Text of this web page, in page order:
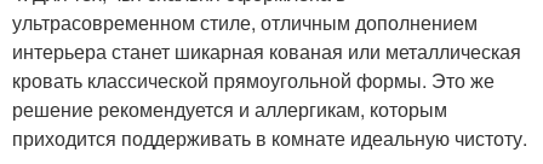
ультрасовременном стиле, отличным дополнением
интерьера станет шикарная кованая или металлическая
кровать классической прямоугольной формы. Это же
решение рекомендуется и аллергикам, которым
приходится поддерживать в комнате идеальную чистоту.